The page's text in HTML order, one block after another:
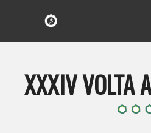
XXXIV VOLTA